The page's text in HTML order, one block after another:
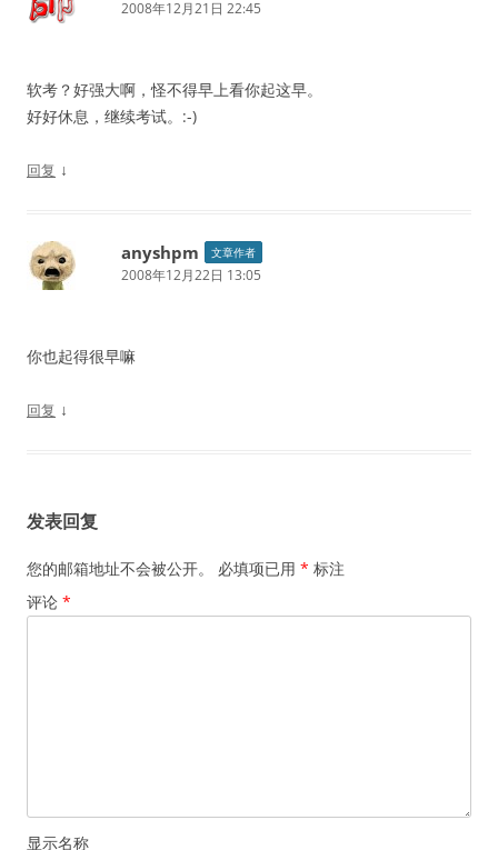
2008年12月21日 22:45
软考？好强大啊，怪不得早上看你起这早。
好好休息，继续考试。:-)
回复 ↓
anyshpm 文章作者
2008年12月22日 13:05
你也起得很早嘛
回复 ↓
发表回复
您的邮箱地址不会被公开。 必填项已用 * 标注
评论 *
显示名称